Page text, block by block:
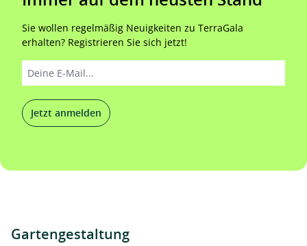
Sie wollen regelmäßig Neuigkeiten zu TerraGala
erhalten? Registrieren Sie sich jetzt!
Jetzt anmelden
Gartengestaltung